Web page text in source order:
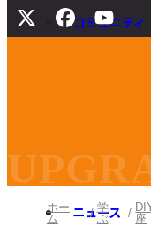
コミュニティ
旧バー
ニュース
ホー
ム
学
ぶ
座